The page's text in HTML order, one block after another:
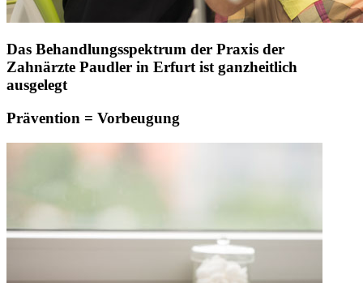
Das Behandlungsspektrum der Praxis der
Zahnärzte Paudler in Erfurt ist ganzheitlich
ausgelegt
Prävention = Vorbeugung